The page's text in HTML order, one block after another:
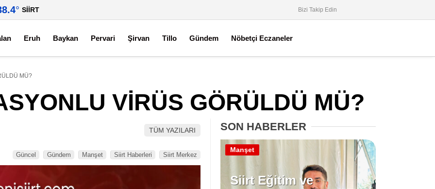
° SIIRT Bizi Takip Edin
Eruh Baykan Pervari Şirvan Tillo Gündem Nöbetçi Eczaneler
MÜ?
VİRÜS GÖRÜLDÜ MÜ?
TÜM YAZILARI
Güncel Gündem Manşet Siirt Haberleri Siirt Merkez
SON HABERLER
Siirt Eğitim ve
Manşet